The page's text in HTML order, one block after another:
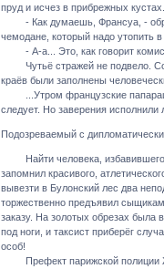
пруд и исчез в прибрежных кустах.
- Как думаешь, Франсуа, -
чемодане, который надо утопить
- А-а... Это, как говорит
Чутьё стражей не подвело.
краёв были заполнены
...Утром французские
следует. Но заверения исполнили
Подозреваемый с
Найти человека,
запомнил красивого,
вывезти в Булонский лес два
торжественно предъявил
заказу. На золотых обрезах была
под ноги, и таксист приберёг
особ!
Префект парижской полиции